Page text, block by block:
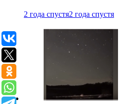
2 года спустя2 года спустя